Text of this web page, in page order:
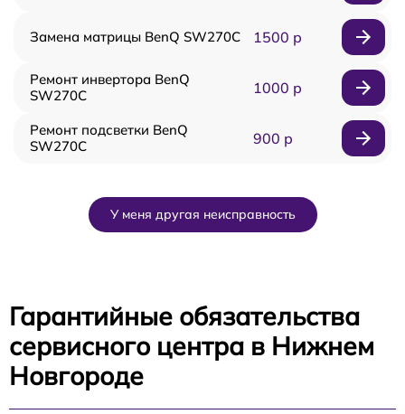
Замена матрицы BenQ SW270C 1500 р
Ремонт инвертора BenQ
SW270C
1000 р
Ремонт подсветки BenQ
SW270C
900 р
У меня другая неисправность
Гарантийные обязательства
сервисного центра в Нижнем
Новгороде